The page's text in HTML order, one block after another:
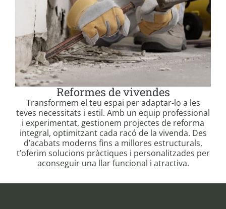
Reformes de vivendes
Transformem el teu espai per adaptar-lo a les
teves necessitats i estil. Amb un equip professional
i experimentat, gestionem projectes de reforma
integral, optimitzant cada racó de la vivenda. Des
d’acabats moderns fins a millores estructurals,
t’oferim solucions pràctiques i personalitzades per
aconseguir una llar funcional i atractiva.